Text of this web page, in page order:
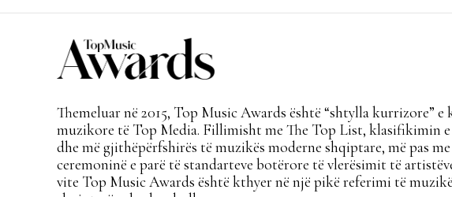
Themeluar në 2015, Top Music Awards është “shtylla kurrizore” e
muzikore të Top Media. Fillimisht me The Top List, klasifikimin e
dhe më gjithëpërfshirës të muzikës moderne shqiptare, më pas me
ceremoninë e parë të standarteve botërore të vlerësimit të
vite Top Music Awards është kthyer në një pikë referimi të